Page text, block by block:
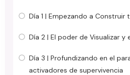
Día 1 | Empezando a
Día 2 | El poder de Visualizar y
Día 3 | Profundizando en el
activadores de supervivencia